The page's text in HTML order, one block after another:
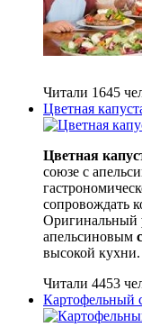
Читали 1645
Цветная
Цветная
союзе с
сопровождать
Оригинальный
апельсиновым
высокой кухни.
Читали 4453
Картофельный